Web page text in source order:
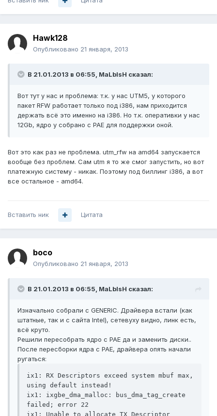
Hawk128
Опубликовано 21 января, 2013
В 21.01.2013 в 06:55, MaLblsH сказал:
Вот тут у нас и проблема: т.к. у нас UTM5, у которого
пакет RFW работает только под i386, нам приходится
держать всё это именно на i386. Но т.к. оперативки у нас
12Gb, ядро у собрано с PAE для поддержки оной.
Вот это как раз не проблема. utm_rfw на amd64 запускается
вообще без проблем. Сам utm я то же смог запустить, но вот
платежную систему - никак. Поэтому под биллинг i386, а вот
все остальное - amd64.
Вставить ник Цитата
boco
Опубликовано 21 января, 2013
В 21.01.2013 в 06:55, MaLblsH сказал:
Изначально собрали с GENERIC. Драйвера встали (как
штатные, так и с сайта Intel), сетевуху видно, линк есть,
всё круто.
Решили пересобрать ядро с PAE да и заменить диски..
После пересборки ядра с PAE, драйвера опять начали
ругаться:
ix1: RX Descriptors exceed system mbuf max,
using default instead!
ix1: ixgbe_dma_malloc: bus_dma_tag_create
failed; error 22
ix1: Unable to allocate TX Descriptor